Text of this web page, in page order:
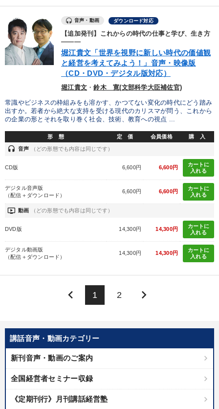
講話音声・動画カテゴリー
新刊音声・動画のご案内
全国経営者セミナー収録
《定期刊行》月刊講話経営塾
音声・動画 ダウンロード対応
【追加発刊】これからの時代の仕事と学び、生き方
―――
堀江貴文「世界を視野に新しい時代の価値観
と経営を考えてみよう！」音声・映像版
（CD・DVD・デジタル版対応）
堀江貴文 ・鈴木 寛(文部科学大臣補佐官)
常識やビジネスの枠組みをも溶かす、かつてない変化の時代にどう踏み
出すか。若者から絶大な支持を受ける現代のカリスマが問う、これから
の企業の形とそれを取り巻く社会、技術、教育への視点 ...
形 態 定 価 会員価格 購 入
headset 音声 （どの形態でも内容は同じです）
CD版 6,600円 6,600円
カートに
入れる
デジタル音声版
（配信＋ダウンロード）
6,600円 6,600円
カートに
入れる
ondemand_video 動画 （どの形態でも内容は同じです）
DVD版 14,300円 14,300円
カートに
入れる
デジタル動画版
（配信＋ダウンロード）
14,300円 14,300円
カートに
入れる
keyboard_arrow_left 1 2 keyboard_arrow_right